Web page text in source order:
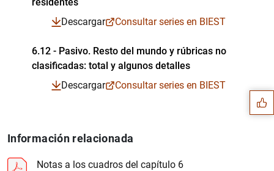
Descargar
Cuadro en formato PDF
Consultar series en BIEST
6.12 - Pasivo. Resto del mundo y rúbricas no
clasificadas: total y algunos detalles
Descargar
Series temporales en formato Excel
Series temporales en formato CSV
Consultar series en BIEST
Información relacionada
Notas a los cuadros del capítulo 6
Sugerencias